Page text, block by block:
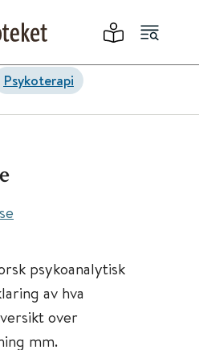
Psykoterapi
psykoanalytisk
av hva
over
mm.